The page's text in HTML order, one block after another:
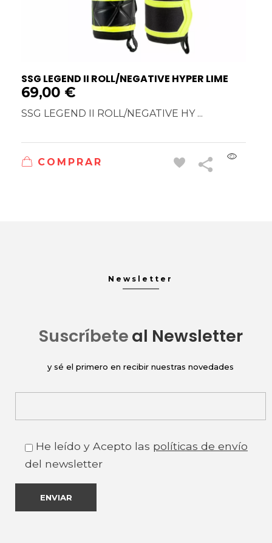
SSG LEGEND II ROLL/NEGATIVE HYPER LIME
69,00 €
SSG LEGEND II ROLL/NEGATIVE HY ...
COMPRAR
Newsletter
Suscríbeteal Newsletter
y sé el primero en recibir nuestras novedades
He leído y Acepto las políticas de envío
del newsletter